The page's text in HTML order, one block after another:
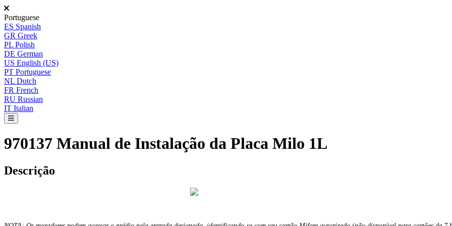
Portuguese
ES Spanish
GR Greek
PL Polish
DE German
US English (US)
PT Portuguese
NL Dutch
FR French
RU Russian
IT Italian
970137 Manual de Instalação da Placa Milo 1L
Descrição